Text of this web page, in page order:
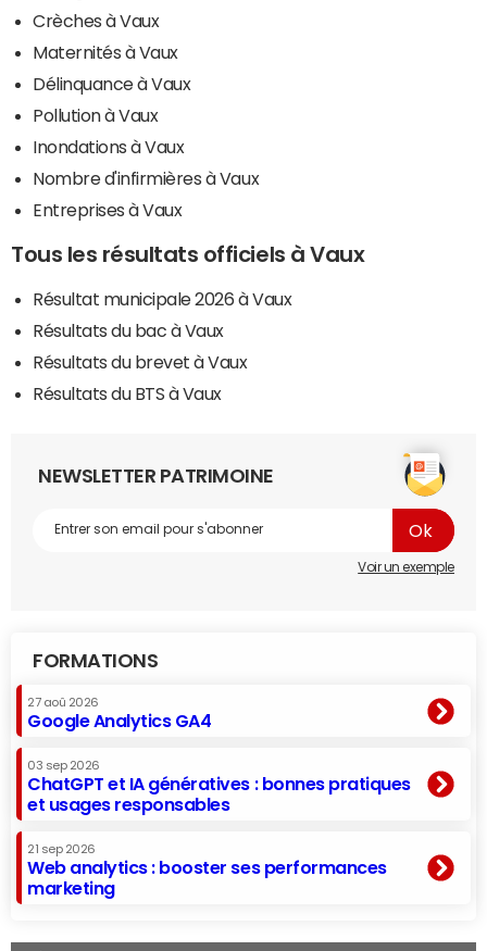
Crèches à Vaux
Maternités à Vaux
Délinquance à Vaux
Pollution à Vaux
Inondations à Vaux
Nombre d'infirmières à Vaux
Entreprises à Vaux
Tous les résultats officiels à Vaux
Résultat municipale 2026 à Vaux
Résultats du bac à Vaux
Résultats du brevet à Vaux
Résultats du BTS à Vaux
NEWSLETTER PATRIMOINE
Voir un exemple
FORMATIONS
27 aoû 2026
Google Analytics GA4
03 sep 2026
ChatGPT et IA génératives : bonnes pratiques
et usages responsables
21 sep 2026
Web analytics : booster ses performances
marketing